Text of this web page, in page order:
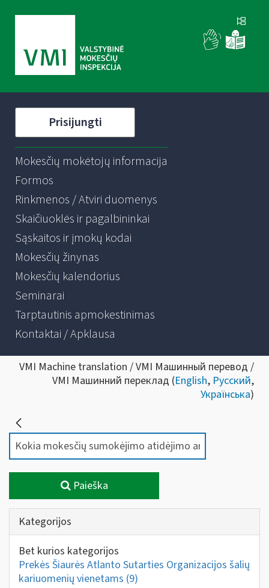
Prisijungti
Mokesčių mokėtojų informacija
Formos
Rinkmenos / Atviri duomenys
Skaičiuoklės ir pagalbininkai
Sąskaitos ir įmokų kodai
Mokesčių žinynas
Mokesčių kalendorius
Seminarai
Tarptautinis apmokestinimas
Kontaktai / Apklausa
VMI Machine translation / VMI Машинный перевод /
VMI Машинний переклад (English, Русский,
Українська)
Paieška
Kategorijos
Bet kurios kategorijos
Prekės Šiaurės Atlanto Sutarties Organizacijos šalių
kariuomenių vienetams (9)